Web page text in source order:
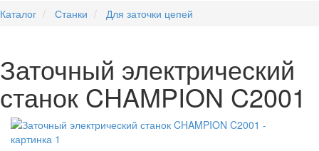
Каталог Станки Для заточки цепей
Заточный электрический
станок CHAMPION C2001